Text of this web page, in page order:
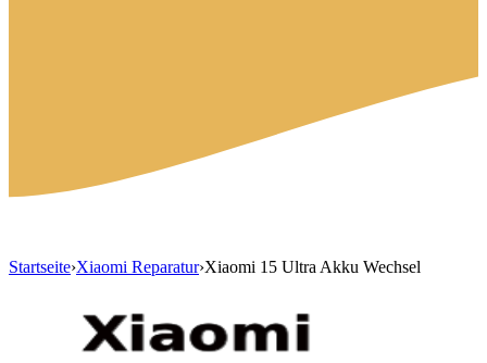
Startseite›Xiaomi Reparatur›Xiaomi 15 Ultra Akku Wechsel